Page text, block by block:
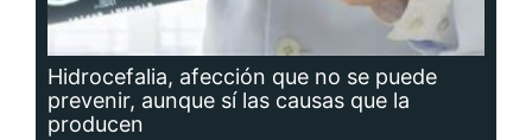
Hidrocefalia, afección que no se puede
prevenir, aunque sí las causas que la
producen